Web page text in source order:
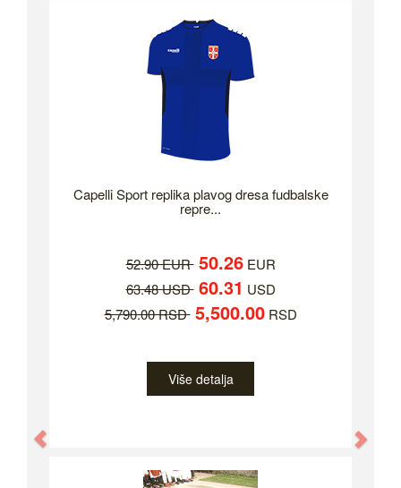
Capelli Sport replika plavog dresa fudbalske
repre...
52.90 EUR 50.26EUR
63.48 USD 60.31 USD
5,790.00 RSD 5,500.00RSD
Više detalja